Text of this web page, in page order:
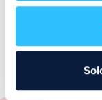
también de
tu visita.
El este directorio